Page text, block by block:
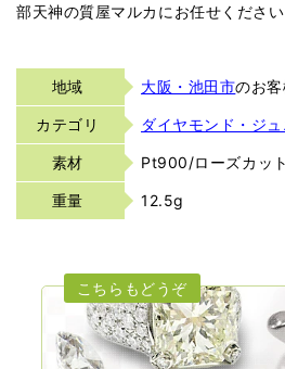
部天神の質屋マルカにお任せください
地域 大阪・池田市のお客
カテゴリ ダイヤモンド・ジ
素材 Pt900/ローズカッ
重量 12.5g